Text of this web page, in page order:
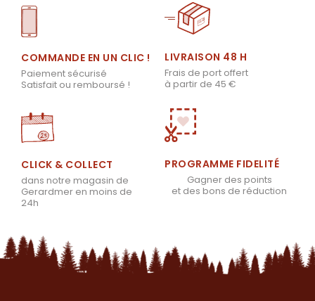
COMMANDE EN UN CLIC !
Paiement sécurisé
Satisfait ou remboursé !
LIVRAISON 48 H
Frais de port offert
à partir de 45 €
CLICK & COLLECT
dans notre magasin de
Gerardmer en moins de
24h
PROGRAMME FIDELITÉ
Gagner des points
et des bons de réduction